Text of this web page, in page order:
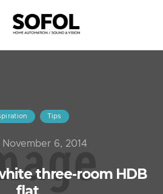
Tips
November 6, 2014
three-room HDB